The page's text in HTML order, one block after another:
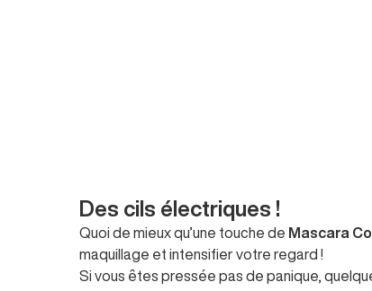
Des cils électriques !
Quoi de mieux qu’une touche de Mascara
maquillage et intensifier votre regard !
Si vous êtes pressée pas de panique,